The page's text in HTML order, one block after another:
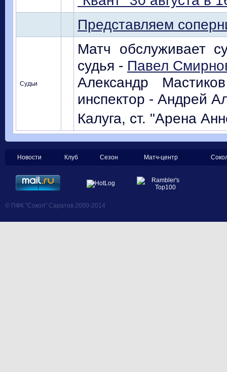
Представляем
Судьи
Матч обслуживает
судья - Павел
Александр
инспектор - Андрей
Калуга, ст. "Арена
Новости Клуб Сезон Матч-центр
© ПФК "Сокол" Саратов 2000-2014